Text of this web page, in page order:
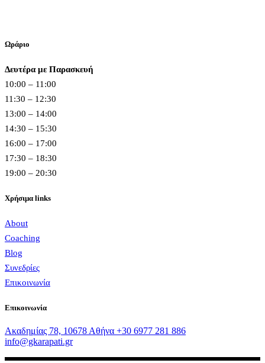
Ωράριο
Δευτέρα με Παρασκευή
10:00 – 11:00
11:30 – 12:30
13:00 – 14:00
14:30 – 15:30
16:00 – 17:00
17:30 – 18:30
19:00 – 20:30
Χρήσιμα links
About
Coaching
Blog
Συνεδρίες
Επικοινωνία
Επικοινωνία
Ακαδημίας 78, 10678 Αθήνα +30 6977 281 886
info@gkarapati.gr